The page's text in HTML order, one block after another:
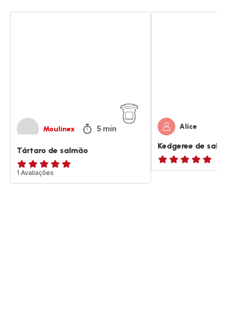
Moulinex 5 min
Tártaro de salmão
Avaliações
de
1 Avaliações
Alice
Kedgeree de
ratings.NaN